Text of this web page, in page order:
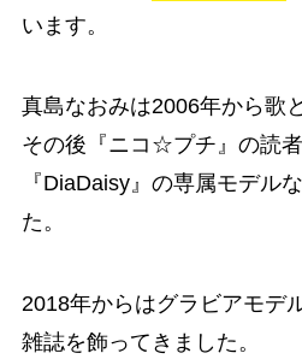
います。
真島なおみは2006年から歌
その後『ニコ☆プチ』の読
『DiaDaisy』の専属モデル
た。
2018年からはグラビアモデ
雑誌を飾ってきました。